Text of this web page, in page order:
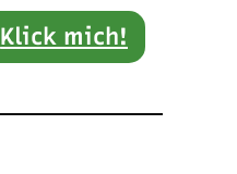
Klick mich!